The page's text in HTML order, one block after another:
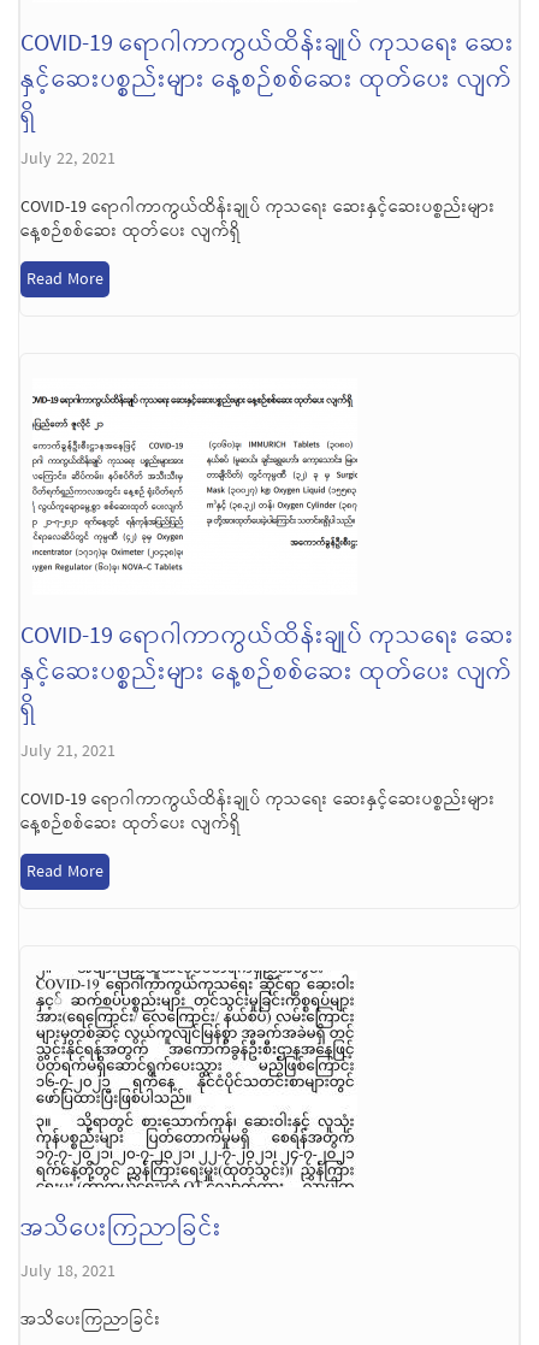
COVID-19 ရောဂါကာကွယ်ထိန်းချုပ် ကုသရေး ဆေး
နှင့်ဆေးပစ္စည်းများ နေ့စဉ်စစ်ဆေး ထုတ်ပေး လျက်
ရှိ
July 22, 2021
COVID-19 ရောဂါကာကွယ်ထိန်းချုပ် ကုသရေး ဆေးနှင့်ဆေးပစ္စည်းများ
နေ့စဉ်စစ်ဆေး ထုတ်ပေး လျက်ရှိ
Read More
COVID-19 ရောဂါကာကွယ်ထိန်းချုပ် ကုသရေး ဆေး
နှင့်ဆေးပစ္စည်းများ နေ့စဉ်စစ်ဆေး ထုတ်ပေး လျက်
ရှိ
July 21, 2021
COVID-19 ရောဂါကာကွယ်ထိန်းချုပ် ကုသရေး ဆေးနှင့်ဆေးပစ္စည်းများ
နေ့စဉ်စစ်ဆေး ထုတ်ပေး လျက်ရှိ
Read More
အသိပေးကြညာခြင်း
July 18, 2021
အသိပေးကြညာခြင်း